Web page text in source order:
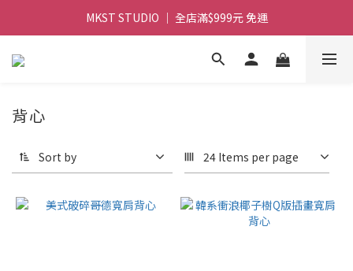
MKST STUDIO ｜ 全店滿$999元 免運
MKST STUDIO ｜ 全店滿$999元 免運
MKST STUDIO ｜註冊會員領$100折扣券
背心
Sort by 24 Items per page